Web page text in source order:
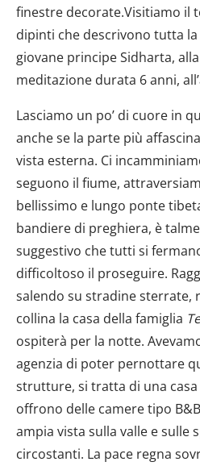
finestre decorate.Visitiamo il
dipinti che descrivono tutta
giovane principe Sidharta,
meditazione durata 6 anni,
Lasciamo un po’ di cuore in
anche se la parte più
vista esterna. Ci
seguono il fiume,
bellissimo e lungo ponte
bandiere di preghiera, è
suggestivo che tutti si
difficoltoso il proseguire.
salendo su stradine sterrate,
collina la casa della famiglia
ospiterà per la notte.
agenzia di poter pernottare
strutture, si tratta di una
offrono delle camere tipo
ampia vista sulla valle e sulle
circostanti. La pace regna